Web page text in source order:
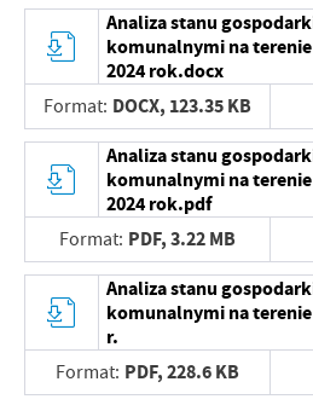
Analiza stanu
komunalnymi na
2024 rok.docx
Format: DOCX, 123.35 KB
Analiza stanu
komunalnymi na
2024 rok.pdf
Format: PDF,3.22 MB
Analiza stanu
komunalnymi na
r.
Format: PDF,228.6 KB